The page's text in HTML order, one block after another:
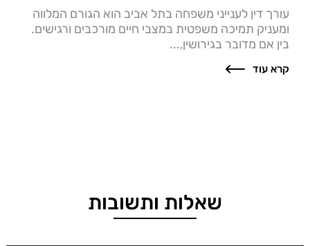
עורך דין לענייני משפחה בתל אביב הוא הגורם המלווה
ומעניק תמיכה משפטית במצבי חיים מורכבים ורגישים.
בין אם מדובר בגירושין,...
קרא עוד
שאלות ותשובות